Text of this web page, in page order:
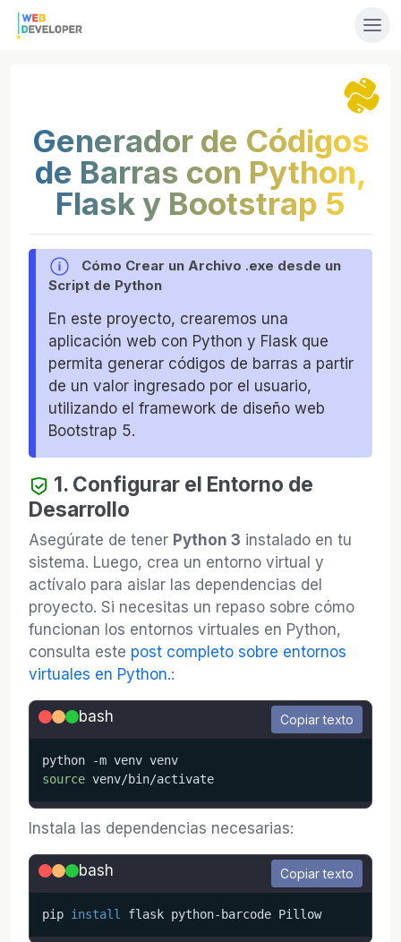
Generador de Códigos
de Barras con Python,
Flask y Bootstrap 5
Cómo Crear un Archivo .exe desde un
Script de Python
En este proyecto, crearemos una
aplicación web con Python y Flask que
permita generar códigos de barras a partir
de un valor ingresado por el usuario,
utilizando el framework de diseño web
Bootstrap 5.
1. Configurar el Entorno de
Desarrollo
Asegúrate de tener Python 3 instalado en tu
sistema. Luego, crea un entorno virtual y
actívalo para aislar las dependencias del
proyecto. Si necesitas un repaso sobre cómo
funcionan los entornos virtuales en Python,
consulta este post completo sobre entornos
virtuales en Python.:
bash Copiar texto
python -m
source venv/bin/activate
Instala las dependencias necesarias:
bash Copiar texto
pip install flask python-barcode Pillow